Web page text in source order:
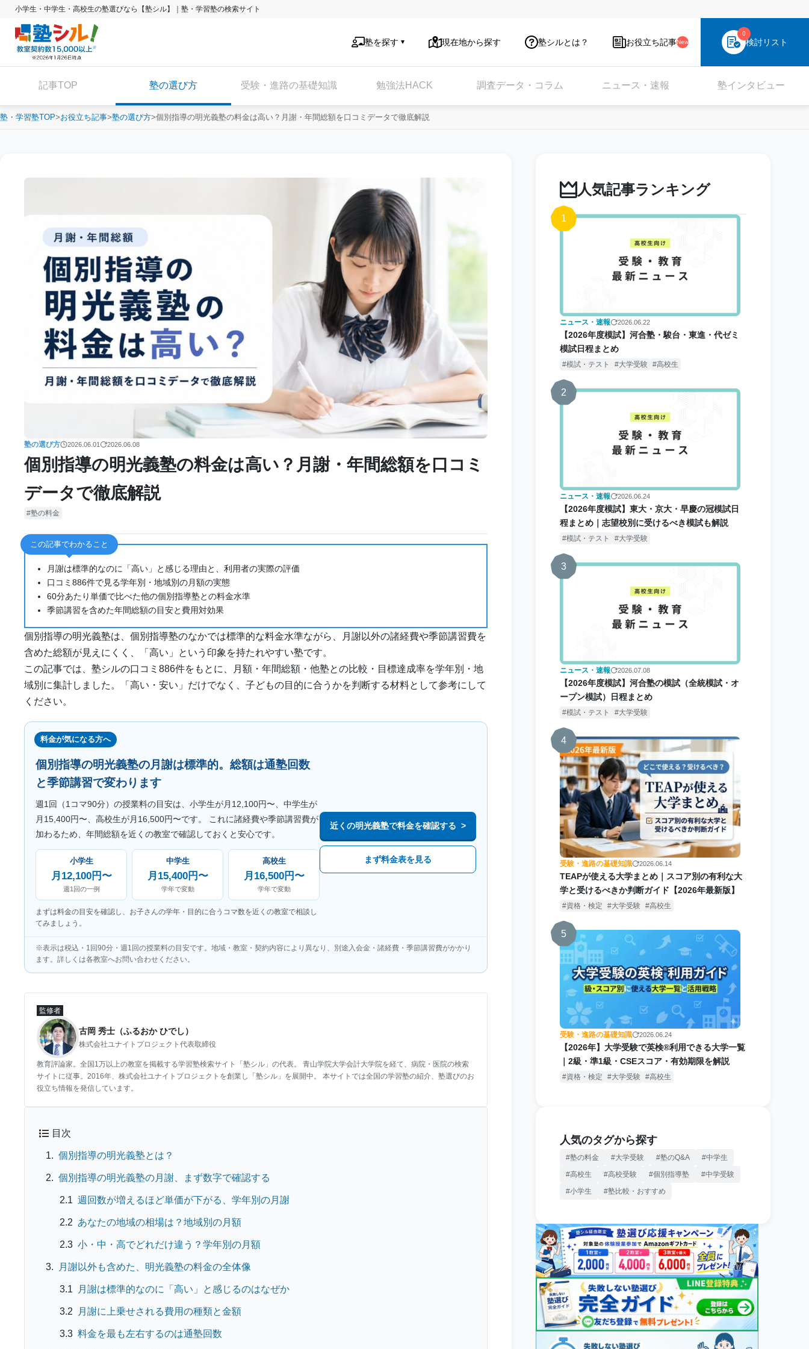
小学生・中学生・高校生の塾選びなら【塾シル】｜塾・学習塾の検索サイト
塾を探す 現在地から探す 塾シルとは？ お役立ち記事New
0
検討リスト
記事TOP 塾の選び方 受験・進路の基礎知識 勉強法HACK 調査データ・コラム ニュース・速報 塾インタビュー
塾・学習塾TOP お役立ち記事 塾の選び方 個別指導の明光義塾の料金は高い？月謝・年間総額を口コミデータで徹底解説
塾の選び方 2026.06.01 2026.06.08
個別指導の明光義塾の料金は高い？月謝・年間総額を口コミ
データで徹底解説
塾の料金
この記事でわかること
月謝は標準的なのに「高い」と感じる理由と、利用者の実際の評価
口コミ886件で見る学年別・地域別の月額の実態
60分あたり単価で比べた他の個別指導塾との料金水準
季節講習を含めた年間総額の目安と費用対効果
個別指導の明光義塾は、個別指導塾のなかでは標準的な料金水準ながら、月謝以外の諸経費や季節講習費を
含めた総額が見えにくく、「高い」という印象を持たれやすい塾です。
この記事では、塾シルの口コミ886件をもとに、月額・年間総額・他塾との比較・目標達成率を学年別・地
域別に集計しました。「高い・安い」だけでなく、子どもの目的に合うかを判断する材料として参考にして
ください。
料金が気になる方へ
個別指導の明光義塾の月謝は標準的。総額は通塾回数
と季節講習で変わります
週1回（1コマ90分）の授業料の目安は、小学生が月12,100円〜、中学生が
月15,400円〜、高校生が月16,500円〜です。 これに諸経費や季節講習費が
加わるため、年間総額を近くの教室で確認しておくと安心です。
小学生
月12,100円〜
週1回の一例
中学生
月15,400円〜
学年で変動
高校生
月16,500円〜
学年で変動
まずは料金の目安を確認し、お子さんの学年・目的に合うコマ数を近くの教室で相談し
てみましょう。
近くの明光義塾で料金を確認する
まず料金表を見る
※表示は税込・1回90分・週1回の授業料の目安です。地域・教室・契約内容により異なり、別途入会金・諸経費・季節講習費がかかり
ます。詳しくは各教室へお問い合わせください。
監修者
古岡 秀士（ふるおか ひでし）
株式会社ユナイトプロジェクト代表取締役
教育評論家。全国1万以上の教室を掲載する学習塾検索サイト「塾シル」の代表。 青山学院大学会計大学院を経て、病院・医院の検索
サイトに従事。2016年、株式会社ユナイトプロジェクトを創業し「塾シル」を展開中。 本サイトでは全国の学習塾の紹介、塾選びのお
役立ち情報を発信しています。
目次
個別指導の明光義塾とは？
個別指導の明光義塾の月謝、まず数字で確認する
週回数が増えるほど単価が下がる、学年別の月謝
あなたの地域の相場は？地域別の月額
小・中・高でどれだけ違う？学年別の月額
月謝以外も含めた、明光義塾の料金の全体像
月謝は標準的なのに「高い」と感じるのはなぜか
月謝に上乗せされる費用の種類と金額
料金を最も左右するのは通塾回数
人気記事ランキング
1
ニュース・速報 2026.06.22
【2026年度模試】河合塾・駿台・東進・代ゼミ
模試日程まとめ
模試・テスト 大学受験 高校生
2
ニュース・速報 2026.06.24
【2026年度模試】東大・京大・早慶の冠模試日
程まとめ｜志望校別に受けるべき模試も解説
模試・テスト 大学受験
3
ニュース・速報 2026.07.08
【2026年度模試】河合塾の模試（全統模試・オ
ープン模試）日程まとめ
模試・テスト 大学受験
4
受験・進路の基礎知識 2026.06.14
TEAPが使える大学まとめ｜スコア別の有利な大
学と受けるべきか判断ガイド【2026年最新版】
資格・検定 大学受験 高校生
5
受験・進路の基礎知識 2026.06.24
【2026年】大学受験で英検®利用できる大学一覧
｜2級・準1級・CSEスコア・有効期限を解説
資格・検定 大学受験 高校生
人気のタグから探す
塾の料金 大学受験 塾のQ&A
中学生
高校生
高校受験 個別指導塾
中学受験
小学生
塾比較・おすすめ